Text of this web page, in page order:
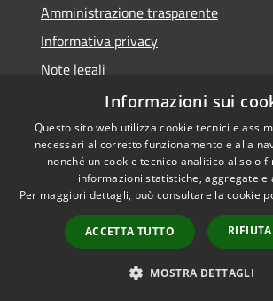
Amministrazione trasparente
Informativa privacy
Note legali
Dichiarazione di accessibilità
RSS
Accessibilità
Copyright
Informazioni sui
Questo sito web utilizza cookie tecnici e
necessari al corretto funzionamento e alla
nonché un cookie tecnico analitico al solo
informazioni statistiche, aggregate e
Per maggiori dettagli, può consultare la cookie
ACCETTA TUTTO
MOSTRA DETTAGLI